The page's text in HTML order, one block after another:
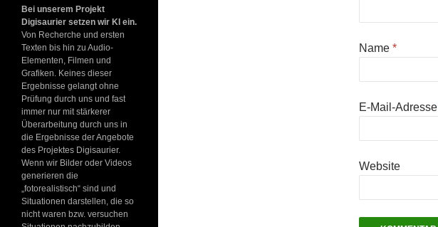
Name *
E-Mail-Adresse
Website
Bei unserem Projekt
Digisaurier setzen wir KI ein.
Von Recherche und ersten
Texten bis hin zu Audio-
Elementen, Filmen und
Grafiken. Keines dieser
Ergebnisse gelangt ohne
Prüfung durch uns und fast
immer nur mit stärkerer
Überarbeitung durch uns in
die Ergebnisse der Angebote
des Projektes Digisaurier.
Wenn wir Bilder oder Videos
generieren die
„fotorealistisch“ sind und
Situationen darstellen, die so
nicht waren bzw. versuchen